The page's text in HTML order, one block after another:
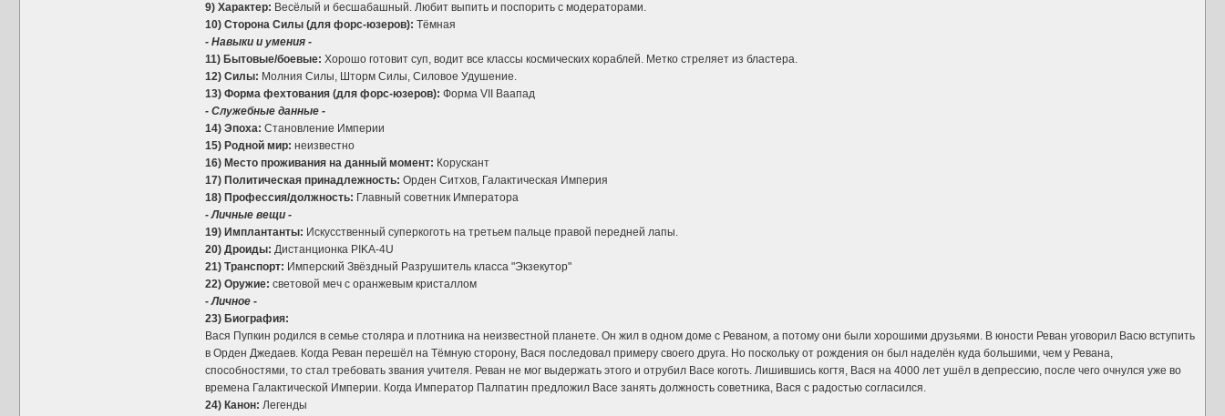
9) Характер: Весёлый и бесшабашный. Любит выпить и поспорить с модераторами.
10) Сторона Силы (для форс-юзеров): Тёмная
- Навыки и умения -
11) Бытовые/боевые: Хорошо готовит суп, водит все классы космических кораблей. Метко стреляет из бластера.
12) Силы: Молния Силы, Шторм Силы, Силовое Удушение.
13) Форма фехтования (для форс-юзеров): Форма VII Ваапад
- Служебные данные -
14) Эпоха: Становление Империи
15) Родной мир: неизвестно
16) Место проживания на данный момент: Корускант
17) Политическая принадлежность: Орден Ситхов, Галактическая Империя
18) Профессия/должность: Главный советник Императора
- Личные вещи -
19) Имплантанты: Искусственный суперкоготь на третьем пальце правой передней лапы.
20) Дроиды: Дистанционка PIKA-4U
21) Транспорт: Имперский Звёздный Разрушитель класса "Экзекутор"
22) Оружие: световой меч с оранжевым кристаллом
- Личное -
23) Биография:
Вася Пупкин родился в семье столяра и плотника на неизвестной планете. Он жил в одном доме с Реваном, а потому они были хорошими друзьями. В юности Реван уговорил Васю вступить
в Орден Джедаев. Когда Реван перешёл на Тёмную сторону, Вася последовал примеру своего друга. Но поскольку от рождения он был наделён куда большими, чем у Ревана,
способностями, то стал требовать звания учителя. Реван не мог выдержать этого и отрубил Васе коготь. Лишившись когтя, Вася на 4000 лет ушёл в депрессию, после чего очнулся уже во
времена Галактической Империи. Когда Император Палпатин предложил Васе занять должность советника, Вася с радостью согласился.
24) Канон: Легенды